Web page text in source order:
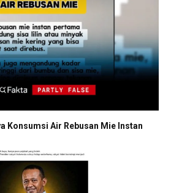
Konsumsi Air Rebusan Mie Instan